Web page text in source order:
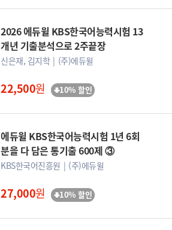
2026 에듀윌 KBS한국어능력시험 13
개년 기출분석으로 2주끝장
신은재, 김지학 (주)에듀윌
22,500원 10% 할인
에듀윌 KBS한국어능력시험 1년 6회
분을 다 담은 통기출 600제 ③
KBS한국어진흥원 (주)에듀윌
27,000원 10% 할인